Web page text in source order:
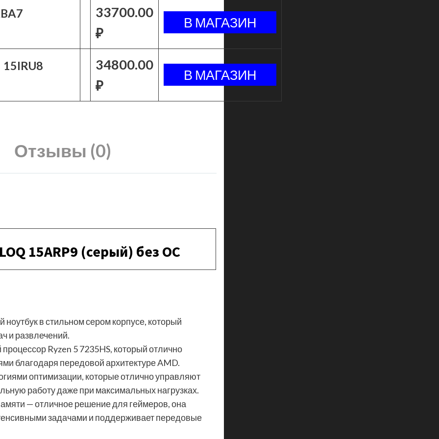
33700.00
₽
15IRU8
34800.00
₽
Отзывы (0)
15ARP9 (серый) без ОС
в стильном сером корпусе, который
и развлечений.
Ryzen 5 7235HS, который отлично
благодаря передовой архитектуре AMD.
оптимизации, которые отлично управляют
работу даже при максимальных нагрузках.
— отличное решение для геймеров, она
задачами и поддерживает передовые